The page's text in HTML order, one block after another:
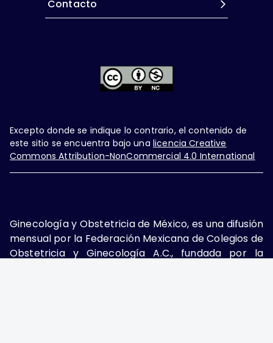
Contacto
Excepto donde se indique lo contrario, el contenido de
este sitio se encuentra bajo una licencia Creative
Commons Attribution-NonCommercial 4.0 International
Ginecología y Obstetricia de México, es una difusión
mensual por la Federación Mexicana de Colegios de
Obstetricia y Ginecología A.C., fundada por la